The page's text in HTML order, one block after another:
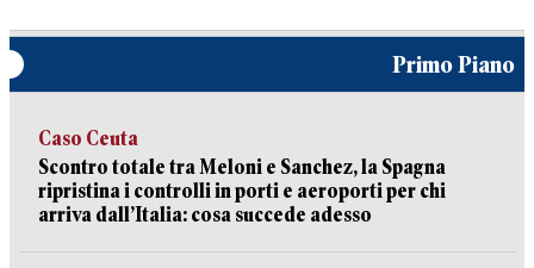
Primo Piano
Caso Ceuta
Scontro totale tra Meloni e Sanchez, la Spagna
ripristina i controlli in porti e aeroporti per chi
arriva dall’Italia: cosa succede adesso